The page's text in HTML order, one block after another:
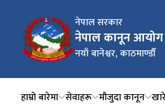
नेपाल सरकार
नेपाल कानून आयोग
नयाँ बानेश्वर, काठमाण्डौँ
हाम्रो बारेमा सेवाहरू मौजुदा कानून